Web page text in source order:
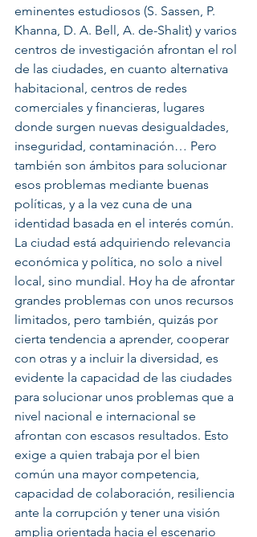
eminentes estudiosos (S. Sassen, P.
Khanna, D. A. Bell, A. de-Shalit) y varios
centros de investigación afrontan el rol
de las ciudades, en cuanto alternativa
habitacional, centros de redes
comerciales y financieras, lugares
donde surgen nuevas desigualdades,
inseguridad, contaminación… Pero
también son ámbitos para solucionar
esos problemas mediante buenas
políticas, y a la vez cuna de una
identidad basada en el interés común.
La ciudad está adquiriendo relevancia
económica y política, no solo a nivel
local, sino mundial. Hoy ha de afrontar
grandes problemas con unos recursos
limitados, pero también, quizás por
cierta tendencia a aprender, cooperar
con otras y a incluir la diversidad, es
evidente la capacidad de las ciudades
para solucionar unos problemas que a
nivel nacional e internacional se
afrontan con escasos resultados. Esto
exige a quien trabaja por el bien
común una mayor competencia,
capacidad de colaboración, resiliencia
ante la corrupción y tener una visión
amplia orientada hacia el escenario